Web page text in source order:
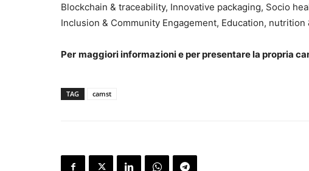
Blockchain & traceability, Innovative packaging, Socio
Inclusion & Community Engagement, Education, nutrition
Per maggiori informazioni e per presentare la propria
TAG camst